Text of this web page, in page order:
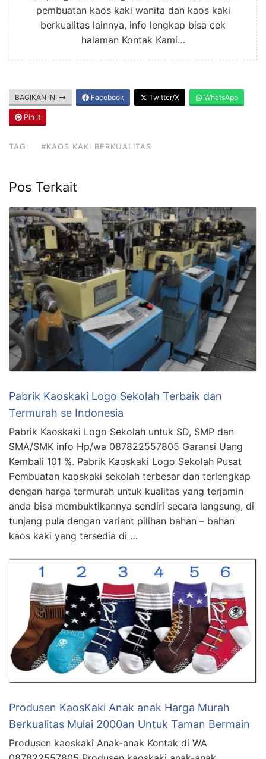
pembuatan kaos kaki wanita dan kaos kaki
berkualitas lainnya, info lengkap bisa cek
halaman Kontak Kami…
BAGIKAN INI Facebook Twitter/X WhatsApp
Pin It
TAG: #KAOS KAKI BERKUALITAS
Pos Terkait
Pabrik Kaoskaki Logo Sekolah Terbaik dan
Termurah se Indonesia
Pabrik Kaoskaki Logo Sekolah untuk SD, SMP dan
SMA/SMK info Hp/wa 087822557805 Garansi Uang
Kembali 101 %. Pabrik Kaoskaki Logo Sekolah Pusat
Pembuatan kaoskaki sekolah terbesar dan terlengkap
dengan harga termurah untuk kualitas yang terjamin
anda bisa membuktikannya sendiri secara langsung, di
tunjang pula dengan variant pilihan bahan – bahan
kaos kaki yang tersedia di …
Produsen KaosKaki Anak anak Harga Murah
Berkualitas Mulai 2000an Untuk Taman Bermain
Produsen kaoskaki Anak-anak Kontak di WA